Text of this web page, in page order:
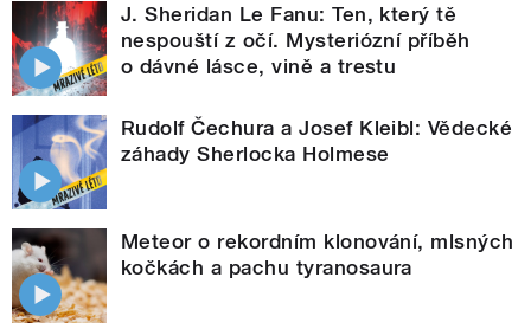
J. Sheridan Le Fanu: Ten, který tě
nespouští z očí. Mysteriózní příběh
o dávné lásce, vině a trestu
Rudolf Čechura a Josef Kleibl: Vědecké
záhady Sherlocka Holmese
Meteor o rekordním klonování, mlsných
kočkách a pachu tyranosaura